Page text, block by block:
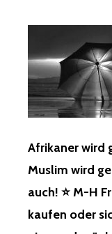
ER I
ST E
I
UR D
LLES M
EIN! ⭐
ND G
ICHT I
N D
Afrikaner wird
Muslim wird
auch! ⭐ M-H
kaufen oder